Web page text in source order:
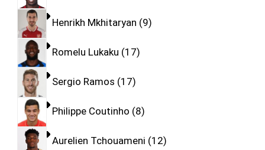
Henrikh Mkhitaryan 9
Romelu Lukaku 17
Sergio Ramos 17
Philippe Coutinho 8
Aurelien Tchouameni 12